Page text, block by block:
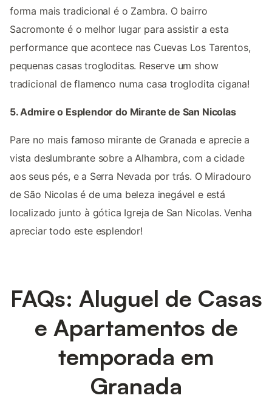
forma mais tradicional é o Zambra. O bairro
Sacromonte é o melhor lugar para assistir a esta
performance que acontece nas Cuevas Los Tarentos,
pequenas casas trogloditas. Reserve um show
tradicional de flamenco numa casa troglodita cigana!
5. Admire o Esplendor do Mirante de San Nicolas
Pare no mais famoso mirante de Granada e aprecie a
vista deslumbrante sobre a Alhambra, com a cidade
aos seus pés, e a Serra Nevada por trás. O Miradouro
de São Nicolas é de uma beleza inegável e está
localizado junto à gótica Igreja de San Nicolas. Venha
apreciar todo este esplendor!
FAQs: Aluguel de Casas
e Apartamentos de
temporada em
Granada